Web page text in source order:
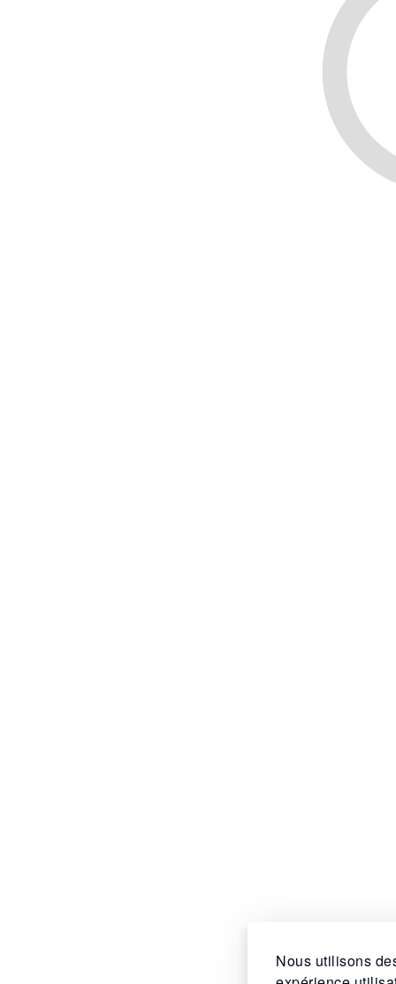
Nous utilisons